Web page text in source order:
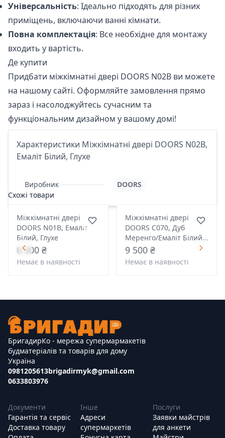
Універсальність: Ідеально підходять для різних
приміщень, включаючи ванні кімнати.
Повна комплектація: Все необхідне для монтажу
входить у вартість.
Де купити
Придбати міжкімнатні двері DOORS N02B ви можете
на нашому сайті. Оформляйте замовлення прямо
зараз і насолоджуйтесь сучасним та
функціональним дизайном у вашому домі!
Характеристики Міжкімнатні двері DOORS N02B,
Емаліт Білий, Глухе
Виробник
DOORS
Схожі товари
Міжкімнатні двері
DOORS N01B, Емаліт
Білий, Глухе
6 500 ₴
Немає в наявності
Міжкімнатні двері
DOORS С070, Дуб
Меренго/Емаліт Білий,
Глухе
9 500 ₴
Немає в наявності
БригадирКо - мережа супермармакетів
будматеріалів та товарів для дому
Україна
0981205613
0633803976
brigadirmyk@gmail.com
Документи
Гарантія та сервіс
Доставка товару
Інше
Адреси
супермаркетів
Послуги
Заявки майстрів
для анкети